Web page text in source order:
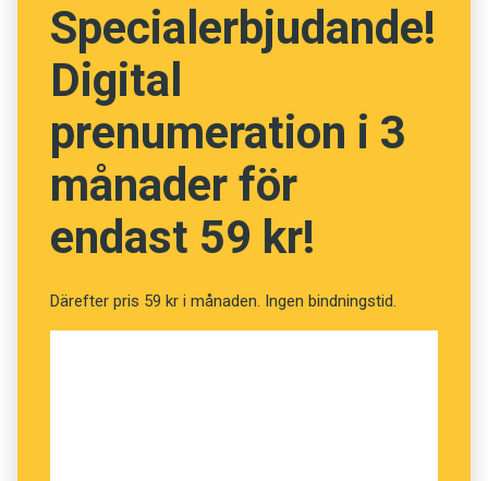
Specialerbjudande!
Digital
prenumeration i 3
månader för
endast 59 kr!
Därefter pris 59 kr i månaden. Ingen bindningstid.